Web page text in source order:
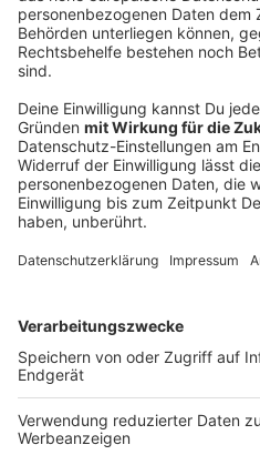
«Nicht erträumt»:
drittes EM-Gold
Zum Abschluss der
EM gewinnen die Deutschen
Schon heute steht eine
DEINE GEMERKTEN
Du hast dir noch keine